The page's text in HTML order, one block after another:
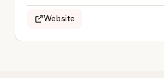
Website